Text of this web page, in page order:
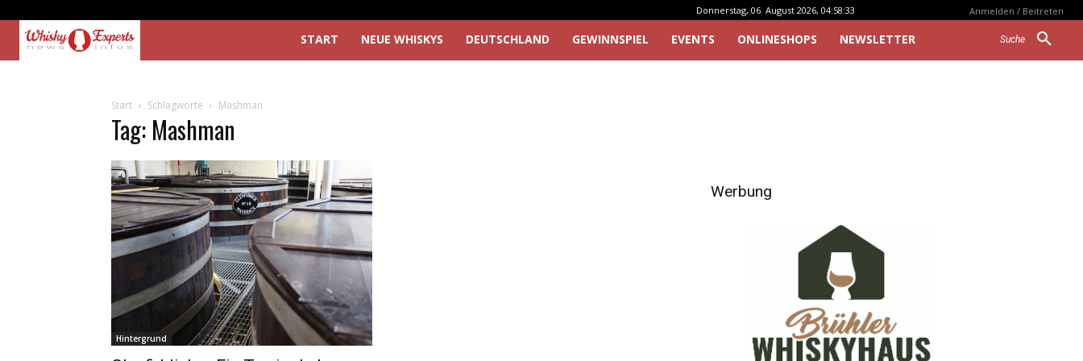
Donnerstag, 06. August 2026, 04:58:33 Anmelden / Beitreten
Suche
START NEUE WHISKYS DEUTSCHLAND GEWINNSPIEL EVENTS ONLINESHOPS NEWSLETTER
Start Schlagworte Mashman
Tag: Mashman
Hintergrund
Werbung